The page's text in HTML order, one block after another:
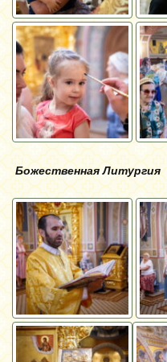
Божественная Литургия